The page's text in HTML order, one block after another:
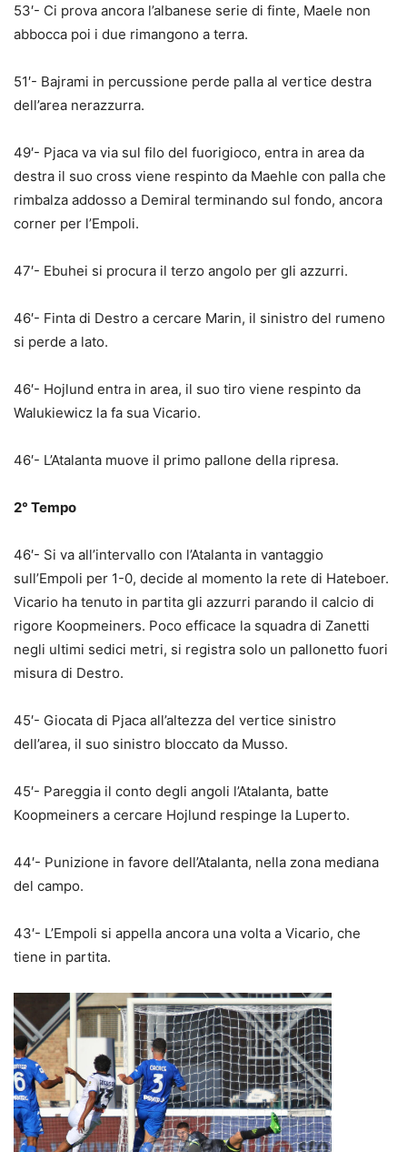
53′- Ci prova ancora l’albanese serie di finte, Maele non
abbocca poi i due rimangono a terra.
51′- Bajrami in percussione perde palla al vertice destra
dell’area nerazzurra.
49′- Pjaca va via sul filo del fuorigioco, entra in area da
destra il suo cross viene respinto da Maehle con palla che
rimbalza addosso a Demiral terminando sul fondo, ancora
corner per l’Empoli.
47′- Ebuhei si procura il terzo angolo per gli azzurri.
46′- Finta di Destro a cercare Marin, il sinistro del rumeno
si perde a lato.
46′- Hojlund entra in area, il suo tiro viene respinto da
Walukiewicz la fa sua Vicario.
46′- L’Atalanta muove il primo pallone della ripresa.
2° Tempo
46′- Si va all’intervallo con l’Atalanta in vantaggio
sull’Empoli per 1-0, decide al momento la rete di Hateboer.
Vicario ha tenuto in partita gli azzurri parando il calcio di
rigore Koopmeiners. Poco efficace la squadra di Zanetti
negli ultimi sedici metri, si registra solo un pallonetto fuori
misura di Destro.
45′- Giocata di Pjaca all’altezza del vertice sinistro
dell’area, il suo sinistro bloccato da Musso.
45′- Pareggia il conto degli angoli l’Atalanta, batte
Koopmeiners a cercare Hojlund respinge la Luperto.
44′- Punizione in favore dell’Atalanta, nella zona mediana
del campo.
43′- L’Empoli si appella ancora una volta a Vicario, che
tiene in partita.